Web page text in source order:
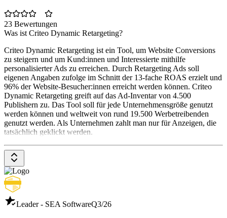
23 Bewertungen
Was ist Criteo Dynamic Retargeting?
Criteo Dynamic Retargeting ist ein Tool, um Website Conversions
zu steigern und um Kund:innen und Interessierte mithilfe
personalisierter Ads zu erreichen. Durch Retargeting Ads soll
eigenen Angaben zufolge im Schnitt der 13-fache ROAS erzielt und
96% der Website-Besucher:innen erreicht werden können. Criteo
Dynamic Retargeting greift auf das Ad-Inventar von 4.500
Publishern zu. Das Tool soll für jede Unternehmensgröße genutzt
werden können und weltweit von rund 19.500 Werbetreibenden
genutzt werden. Als Unternehmen zahlt man nur für Anzeigen, die
tatsächlich geklickt werden.
Leader - SEA SoftwareQ3/26